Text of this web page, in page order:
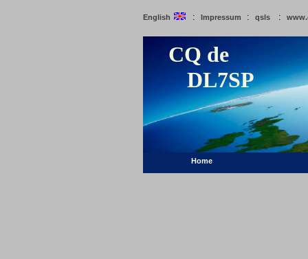
English : Impressum : qsls :
CQ de
DL7SP
Home